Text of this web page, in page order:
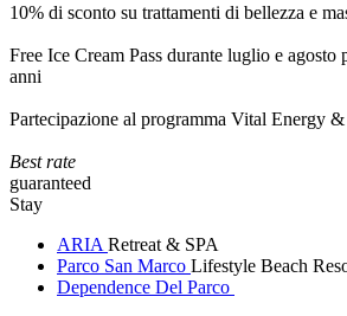
10% di sconto su trattamenti di bellezza e
Free Ice Cream Pass durante luglio e
anni
Partecipazione al programma Vital Energy
Best rate
guaranteed
Stay
ARIA Retreat & SPA
Parco San Marco Lifestyle Beach
Dependence Del Parco